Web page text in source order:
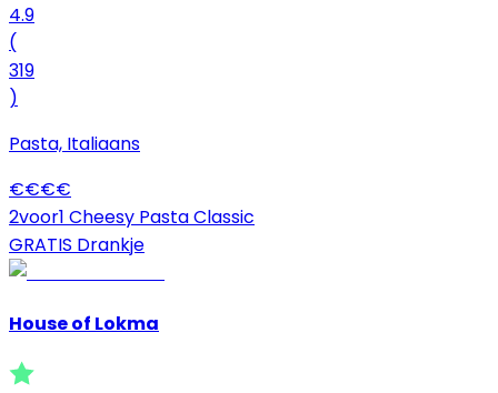
4.9
(
319
)
Pasta, Italiaans
€€€€
2voor1 Cheesy Pasta Classic
GRATIS Drankje
House of Lokma